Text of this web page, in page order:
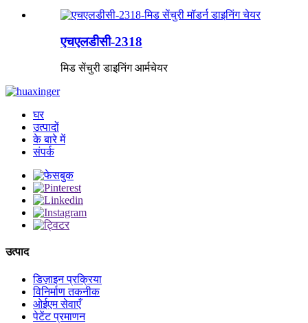
एचएलडीसी-2318
मिड सेंचुरी डाइनिंग आर्मचेयर
घर
उत्पादों
के बारे में
संपर्क
उत्पाद
डिज़ाइन प्रक्रिया
विनिर्माण तकनीक
ओईएम सेवाएँ
पेटेंट प्रमाणन